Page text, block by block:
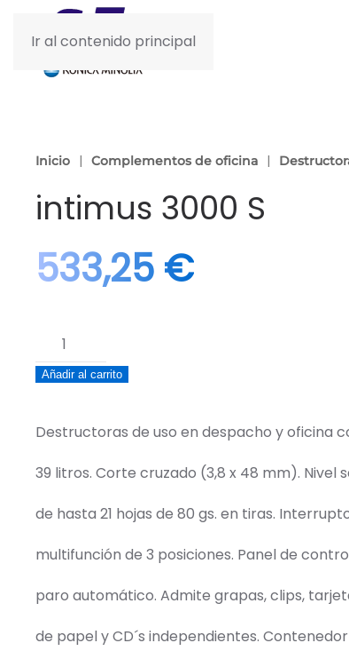
Ir al contenido principal
Inicio Complementos de oficina
intimus 3000 S
533,25 €
intimus
3000
SAñadir al carrito
Destructoras de uso en despacho y oficina
39 litros. Corte cruzado (3,8 x 48 mm). Nivel
de hasta 21 hojas de 80 gs. en tiras.
multifunción de 3 posiciones. Panel de
paro automático. Admite grapas, clips,
de papel y CD´s independientes.